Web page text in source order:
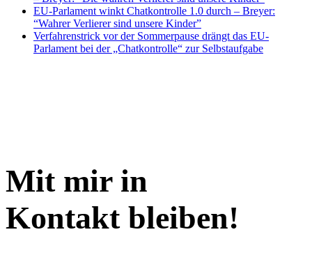
EU-Parlament winkt Chatkontrolle 1.0 durch – Breyer:
“Wahrer Verlierer sind unsere Kinder”
Verfahrenstrick vor der Sommerpause drängt das EU-
Parlament bei der „Chatkontrolle“ zur Selbstaufgabe
Mit mir in
Kontakt bleiben!